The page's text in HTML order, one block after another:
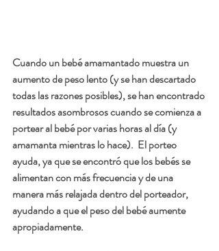
Cuando un bebé amamantado muestra un
aumento de peso lento (y se han descartado
todas las razones posibles), se han encontrado
resultados asombrosos cuando se comienza a
portear al bebé por varias horas al día (y
amamanta mientras lo hace).  El porteo
ayuda, ya que se encontró que los bebés se
alimentan con más frecuencia y de una
manera más relajada dentro del porteador,
ayudando a que el peso del bebé aumente
apropiadamente.